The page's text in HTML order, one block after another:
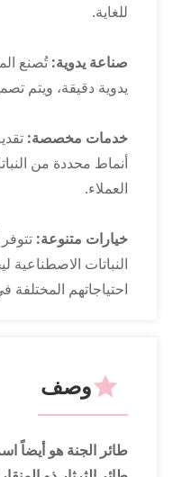
للغاية.
صناعة يدوية:تُصنع
يدوية دقيقة، ويتم
خدمات مخصصة:
أنماط محددة من
العملاء.
خيارات متنوعة:
النباتات الاصطناعية
احتياجاتهم المختلفة
وصف
طائر الجنة هو أيضاً
التصميم
مصنّع